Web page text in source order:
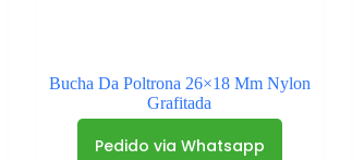
Bucha Da Poltrona 26×18 Mm Nylon
Grafitada
Pedido via Whatsapp